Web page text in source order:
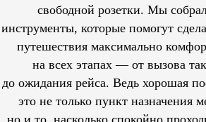
свободной розетки. Мы
инструменты, которые помогут
путешествия максимально
на всех этапах — от вызова
до ожидания рейса. Ведь хорошая
это не только пункт назначения